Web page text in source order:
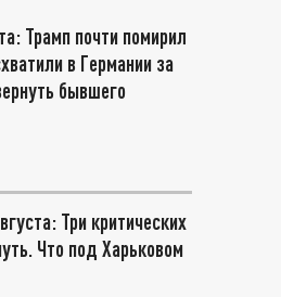
Трамп почти помирил
в Германии за
бывшего
Три критических
Что под Харьковом